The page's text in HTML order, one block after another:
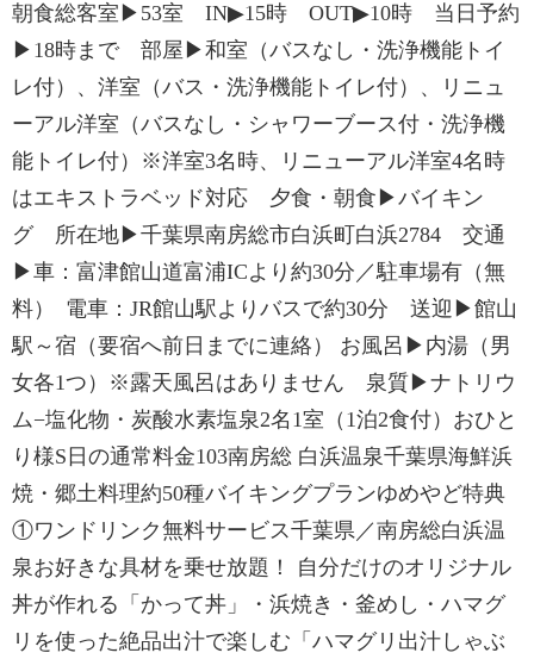
朝食総客室▶53室 IN▶15時 OUT▶10時 当日予約
▶18時まで 部屋▶和室（バスなし・洗浄機能トイ
レ付）、洋室（バス・洗浄機能トイレ付）、リニュ
ーアル洋室（バスなし・シャワーブース付・洗浄機
能トイレ付）※洋室3名時、リニューアル洋室4名時
はエキストラベッド対応 夕食・朝食▶バイキン
グ 所在地▶千葉県南房総市白浜町白浜2784 交通
▶車：富津館山道富浦ICより約30分／駐車場有（無
料） 電車：JR館山駅よりバスで約30分 送迎▶館山
駅～宿（要宿へ前日までに連絡） お風呂▶内湯（男
女各1つ）※露天風呂はありません 泉質▶ナトリウ
ム−塩化物・炭酸水素塩泉2名1室（1泊2食付）おひと
り様S日の通常料金103南房総 白浜温泉千葉県海鮮浜
焼・郷土料理約50種バイキングプランゆめやど特典
①ワンドリンク無料サービス千葉県／南房総白浜温
泉お好きな具材を乗せ放題！ 自分だけのオリジナル
丼が作れる「かって丼」・浜焼き・釜めし・ハマグ
リを使った絶品出汁で楽しむ「ハマグリ出汁しゃぶ